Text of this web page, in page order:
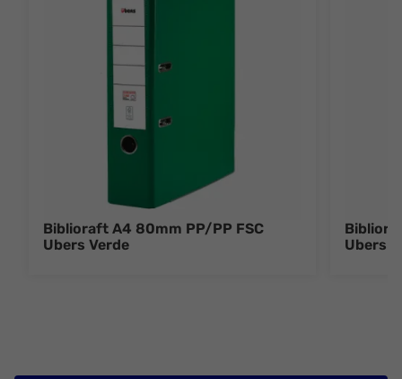
Biblioraft A4 80mm PP/PP FSC
Ubers Verde
Ubers